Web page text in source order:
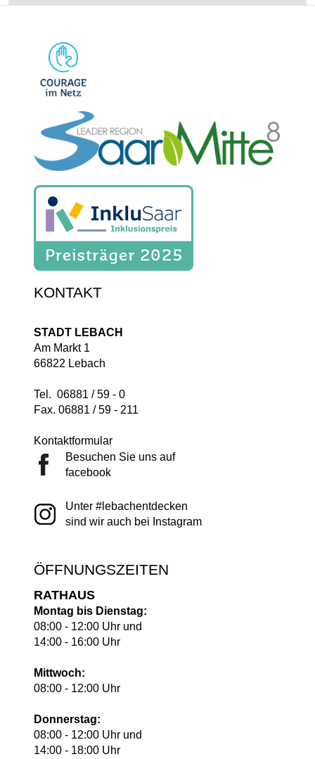
KONTAKT
STADT LEBACH
Am Markt 1
66822 Lebach
Tel. 06881 / 59 - 0
Fax. 06881 / 59 - 211
Kontaktformular
Besuchen Sie uns auf
facebook
Unter #lebachentdecken
sind wir auch bei Instagram
ÖFFNUNGSZEITEN
RATHAUS
Montag bis Dienstag:
08:00 - 12:00 Uhr und
14:00 - 16:00 Uhr
Mittwoch:
08:00 - 12:00 Uhr
Donnerstag:
08:00 - 12:00 Uhr und
14:00 - 18:00 Uhr